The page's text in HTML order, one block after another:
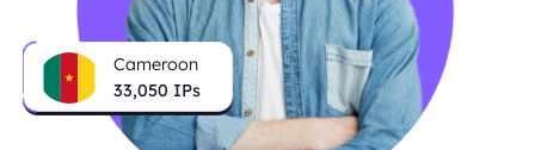
Cameroon
33,050 IPs